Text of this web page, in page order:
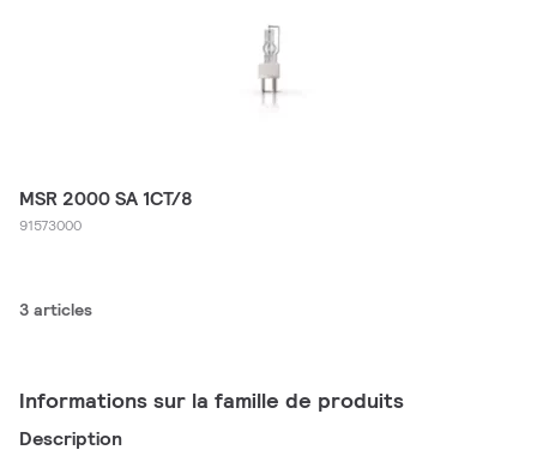
MSR 2000 SA 1CT/8
91573000
3 articles
Informations sur la famille de produits
Description